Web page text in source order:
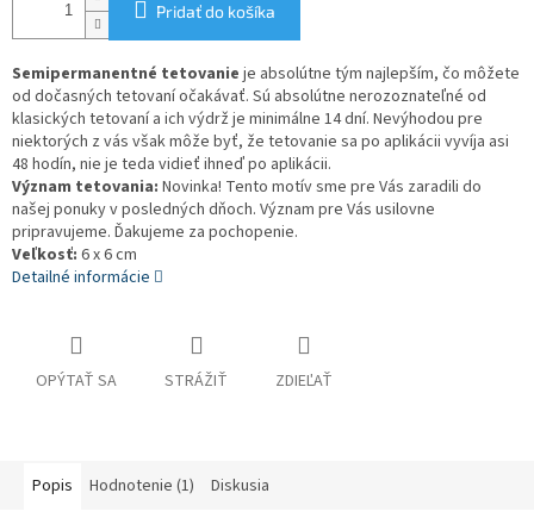
Pridať do košíka
Semipermanentné tetovanie je absolútne tým najlepším, čo môžete
od dočasných tetovaní očakávať. Sú absolútne nerozoznateľné od
klasických tetovaní a ich výdrž je minimálne 14 dní. Nevýhodou pre
niektorých z vás však môže byť, že tetovanie sa po aplikácii vyvíja asi
48 hodín, nie je teda vidieť ihneď po aplikácii.
Význam tetovania: Novinka! Tento motív sme pre Vás zaradili do
našej ponuky v posledných dňoch. Význam pre Vás usilovne
pripravujeme. Ďakujeme za pochopenie.
Veľkosť: 6 x 6 cm
Detailné informácie
OPÝTAŤ SA STRÁŽIŤ ZDIEĽAŤ
Popis Hodnotenie (1) Diskusia